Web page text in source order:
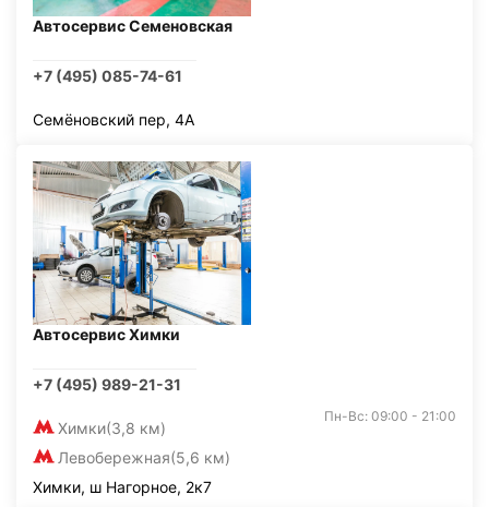
Автосервис Семеновская
+7 (495) 085-74-61
Семёновский пер, 4А
Автосервис Химки
+7 (495) 989-21-31
Химки(3,8 км)
Левобережная(5,6 км)
Пн-Вс: 09:00 - 21:00
Химки, ш Нагорное, 2к7